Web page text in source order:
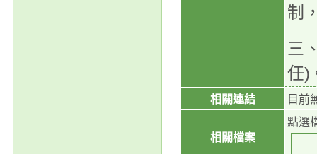
制
三
任)
相關連結 目前
相關檔案
點選